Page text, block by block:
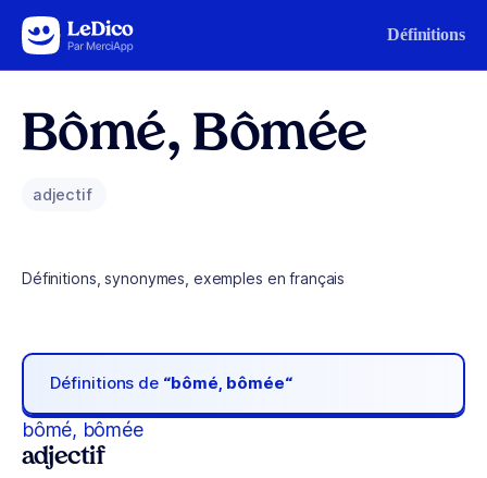
Aller au contenu Définitions
Bômé, Bômée
adjectif
Définitions, synonymes, exemples en français
Définitions de “bômé, bômée“
bômé, bômée
adjectif